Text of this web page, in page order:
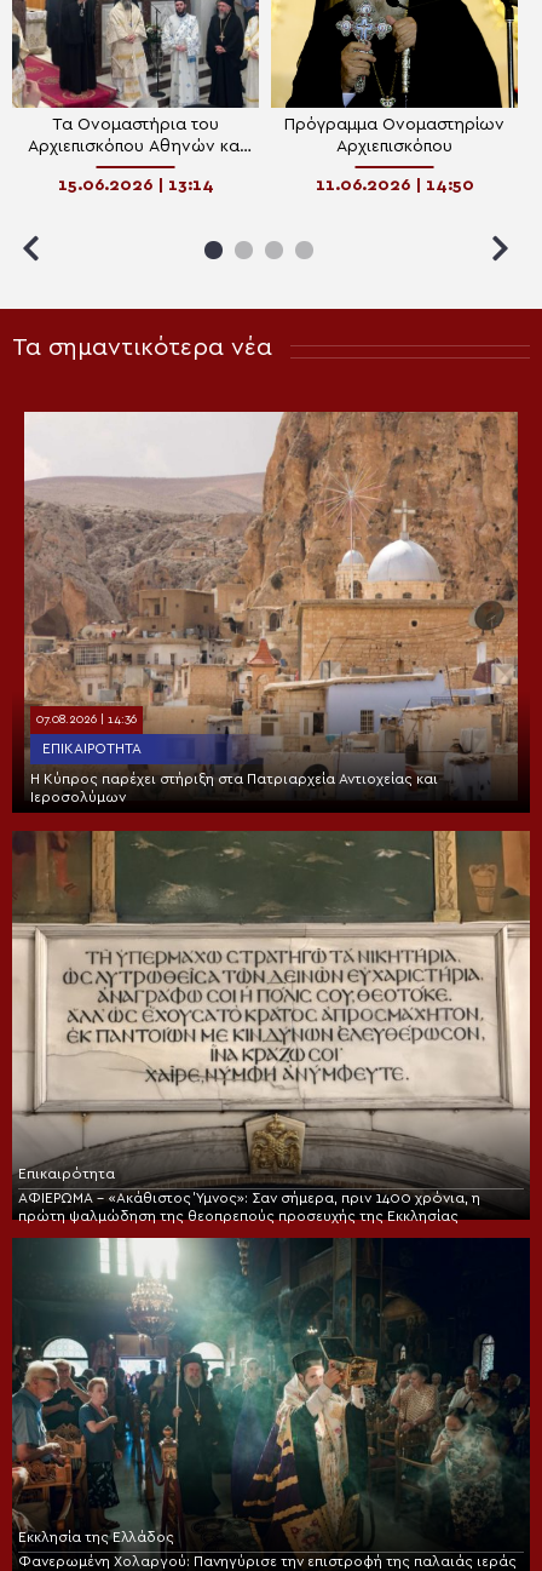
Τα Ονομαστήρια του
Αρχιεπισκόπου Αθηνών και
πάσης Ελλάδος Ιερωνύμου
(ΦΩΤΟ)
15.06.2026 | 13:14
Πρόγραμμα Ονομαστηρίων
Αρχιεπισκόπου
11.06.2026 | 14:50
Τα σημαντικότερα νέα
07.08.2026 | 14:36
ΕΠΙΚΑΙΡΌΤΗΤΑ
Η Κύπρος παρέχει στήριξη στα Πατριαρχεία Αντιοχείας και
Ιεροσολύμων
Επικαιρότητα
ΑΦΙΕΡΩΜΑ – «Ακάθιστος Ύμνος»: Σαν σήμερα, πριν 1400 χρόνια, η
πρώτη ψαλμώδηση της θεοπρεπούς προσευχής της Εκκλησίας
Εκκλησία της Ελλάδος
Φανερωμένη Χολαργού: Πανηγύρισε την επιστροφή της παλαιάς ιεράς